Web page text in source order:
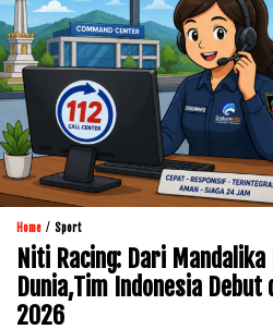
Home / Sport
Niti Racing: Dari
Dunia,Tim Indonesia
2026